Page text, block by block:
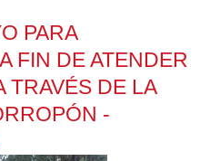
PARA
FIN DE ATENDER
TRAVÉS DE LA
-